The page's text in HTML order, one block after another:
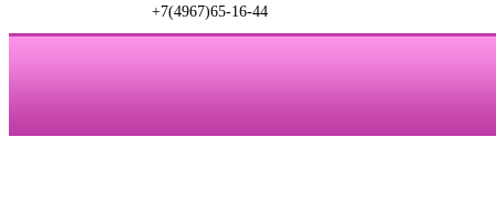
+7(4967)65-16-44